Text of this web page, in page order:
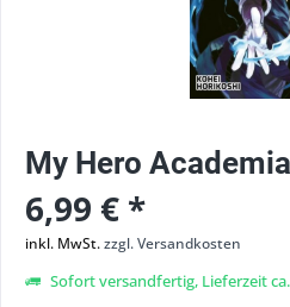
My Hero
6,99 € *
inkl. MwSt.zzgl. Versandkosten
Sofort versandfertig, Lieferzeit